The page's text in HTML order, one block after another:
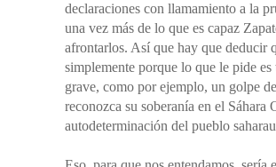
declaraciones con llamamiento a la
una vez más de lo que es capaz
afrontarlos. Así que hay que deducir
simplemente porque lo que le pide
grave, como por ejemplo, un golpe
reconozca su soberanía en el Sáhara
autodeterminación del pueblo